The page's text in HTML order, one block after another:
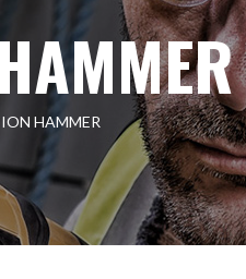
HAMMER